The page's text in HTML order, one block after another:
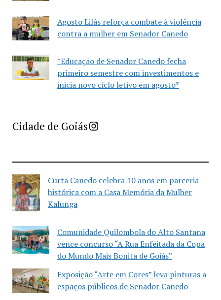
Agosto Lilás reforça combate à violência
contra a mulher em Senador Canedo
*Educação de Senador Canedo fecha
primeiro semestre com investimentos e
inicia novo ciclo letivo em agosto*
Cidade de GoiásImprensa Criativa da Cidade de Goiás
Curta Canedo celebra 10 anos em parceria
histórica com a Casa Memória da Mulher
Kalunga
Comunidade Quilombola do Alto Santana
vence concurso “A Rua Enfeitada da Copa
do Mundo Mais Bonita de Goiás”
Exposição “Arte em Cores” leva pinturas a
espaços públicos de Senador Canedo